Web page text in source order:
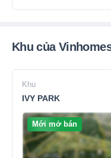
Khu của
Khu
IVY PARK
Mới mở bán